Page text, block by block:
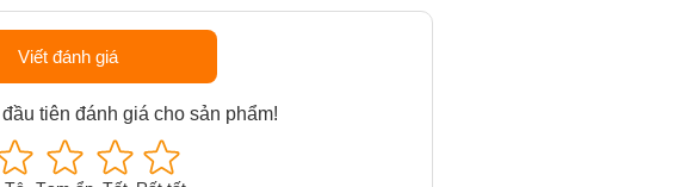
Viết đánh giá
tiên đánh giá cho sản phẩm!